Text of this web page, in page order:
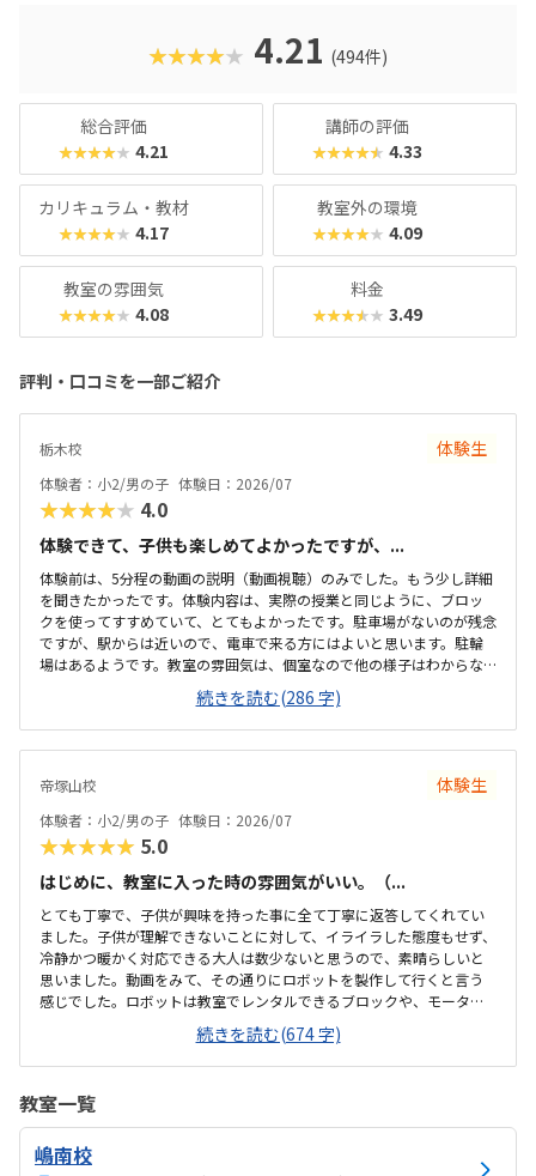
りのとっつきやすい見た目から入って、実践レベルの内容が
学べると好評です。授業料が比較的お手頃価格なのもポイン
月2回）、レギュラーコースは8,800円＋教材費2,640円＋テ
キスト費2,860円（80分×月2回）、マスターコースは11,00
0円＋教材費2,640円＋テキスト費2,860円（80分×月2
回）。年に1度のテキスト費以外、追加料金もかかりませ
ん。明確な料金体系と通いやすさ、ある程度「勉強」の雰囲
気を重視する方におすすめのスクールです。
★★★★★ 4.21 (494件)
総合評価
★★★★★ 4.21
講師の評価
★★★★★ 4.33
カリキュラム・教材
★★★★★ 4.17
教室外の環境
★★★★★ 4.09
教室の雰囲気
★★★★★ 4.08
料金
★★★★★ 3.49
評判・口コミを一部ご紹介
栃木校 体験生
体験者：小2/男の子 体験日：2026/07
★★★★★ 4.0
体験できて、子供も楽しめてよかったですが、...
体験前は、5分程の動画の説明（動画視聴）のみでした。もう少し詳細
を聞きたかったです。体験内容は、実際の授業と同じように、ブロッ
クを使ってすすめていて、とてもよかったです。駐車場がないのが残念
ですが、駅からは近いので、電車で来る方にはよいと思います。駐輪
場はあるようです。教室の雰囲気は、個室なので他の様子はわからな
いです。いくつか部屋があるようでしたが、特に説明を受けていない
です。料金の説明はなく、資料を見たのですが、個別指導なので高く
ても仕方ないのかなと思いました。個別指導なので、子供に合わせて
対応してもらえます。80分は長いかと思いましたが、ちょうどよかっ
続きを読む(286 字)
帝塚山校 体験生
体験者：小2/男の子 体験日：2026/07
★★★★★ 5.0
はじめに、教室に入った時の雰囲気がいい。（...
とても丁寧で、子供が興味を持った事に全て丁寧に返答してくれてい
ました。子供が理解できないことに対して、イライラした態度もせず、
冷静かつ暖かく対応できる大人は数少ないと思うので、素晴らしいと
思いました。動画をみて、その通りにロボットを製作して行くと言う
感じでした。ロボットは教室でレンタルできるブロックや、モーター
などです。タブレットの操作も子供自身ができるので、機械に強くな
るなという印象でした。家から自転車ですぐのところにあります。駐
輪スペースもあり、場所も道路面に接しているので、すぐに見つけら
としているので、気が散らず、集中しやすいと思います。個人授業なの
で、割高かなと思いました。生徒2.3人でも大丈夫な感じはします。あ
と、動画を見ながら制作するので、簡単なうちは家でもできる内容か
続きを読む(674 字)
教室一覧
嶋南校